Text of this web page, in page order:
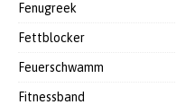
Fenugreek
Fettblocker
Feuerschwamm
Fitnessband